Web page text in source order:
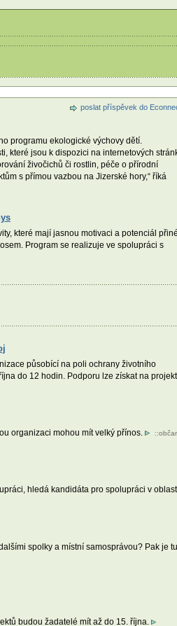
poslat příspěvek do
programu ekologické výchovy dětí.
které jsou k dispozici na internetových
živočichů či rostlin, péče o přírodní
s přímou vazbou na Jizerské hory,“ říká
které mají jasnou motivaci a potenciál
Program se realizuje ve spolupráci s
působící na poli ochrany životního
do 12 hodin. Podporu lze získat na
organizaci mohou mít velký přínos. ::
hledá kandidáta pro spolupráci v
spolky a místní samosprávou? Pak je tu
budou žadatelé mít až do 15. října.